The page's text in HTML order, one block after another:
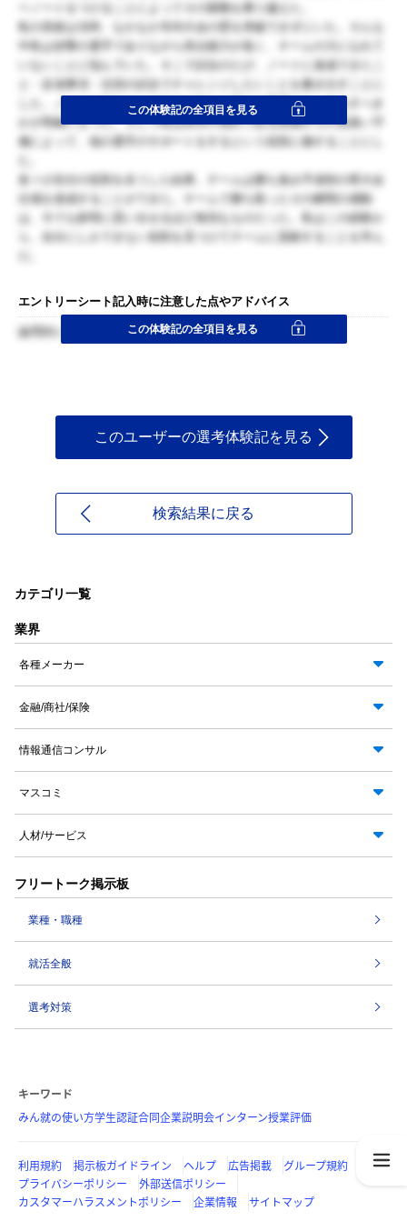
ーノートをつけることによってその困難を乗り越えた。
私の高校は当時、なかなか市内大会の壁を突破できずにいた。そんな
中私は攻撃の選手でありながら得点能力が低く、チームの力になれて
いないことに悩んでいた。そこで試合のたび、ノートに達成できたこ
と・反省事項・次回の試合でチャレンジしたいことを書き出すことに
した。ノートを作ることで自分の強みと弱みが整理され、何をすべき
かが明確になった。そして私は自分の強みである前線からの泥臭い守
備によって、他の選手のサポートをするという役割に徹することにし
各々が自分の役割を全うした結果、チームは勝ち進み平成初の県大会
出場を達成することができた。チームで勝ち取ったその瞬間の感動
は、今でも鮮明に思い出せるほど格別なものだった。私はこの経験か
ら、自分にしかできない役割を見つけてチームに貢献することを学ん
この体験記の全項目を見る
エントリーシート記入時に注意した点やアドバイス
論理的に、定量的に記述した。この体験記の全項目を見る
このユーザーの選考体験記を見る
検索結果に戻る
カテゴリ一覧
業界
各種メーカー
金融/商社/保険
情報通信コンサル
マスコミ
人材/サービス
フリートーク掲示板
業種・職種
就活全般
選考対策
キーワード
みん就の使い方学生認証合同企業説明会インターン授業評価
利用規約 掲示板ガイドライン ヘルプ 広告掲載
グループ規約
プライバシーポリシー
外部送信ポリシー
カスタマーハラスメントポリシー
企業情報 サイトマップ